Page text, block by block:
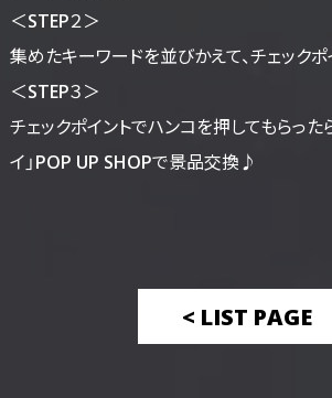
＜STEP２＞
集めたキーワードを並びかえて、チェックポ
＜STEP３＞
チェックポイントでハンコを押してもらった
イ」POP UP SHOPで景品交換♪
< LIST PAGE